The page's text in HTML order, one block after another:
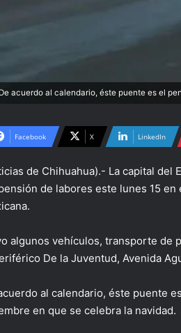
De acuerdo al calendario, éste puente es el
Facebook X LinkedIn
de Chihuahua).- La capital
de labores este lunes 15
algunos vehículos, transporte de
De la Juventud, Avenida
al calendario, éste puente
en que se celebra la navidad.